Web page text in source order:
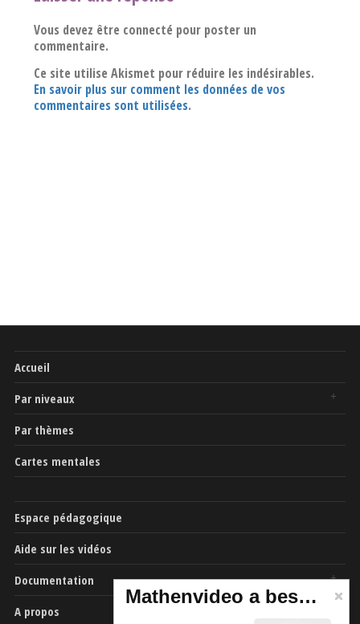
Vous devez être connecté pour poster un
commentaire.
Ce site utilise Akismet pour réduire les indésirables.
En savoir plus sur comment les données de vos
commentaires sont utilisées.
Accueil
Par niveaux
Par thèmes
Cartes mentales
Espace pédagogique
Aide sur les vidéos
Documentation
A propos
Mathenvideo a besoin de vous